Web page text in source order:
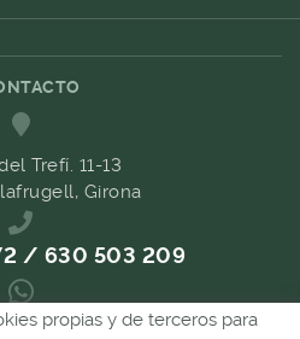
Trefí. 11-13
Girona
/ 630 503 209
489
propias y de terceros para